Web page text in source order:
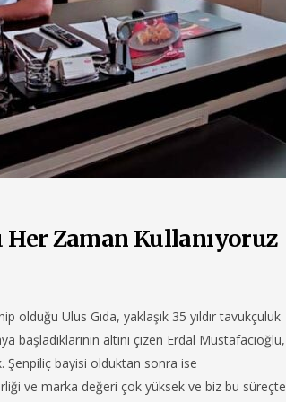
Her Zaman Kullanıyoruz
olduğu Ulus Gıda, yaklaşık 35 yıldır tavukçuluk
başladıklarının altını çizen Erdal Mustafacıoğlu,
Şenpiliç bayisi olduktan sonra ise
ve marka değeri çok yüksek ve biz bu süreçte